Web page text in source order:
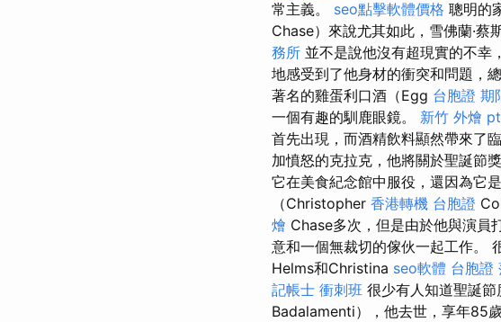
常主義。 seo點擊軟體價格 聰明的
Chase）來說尤其如此，雪佛蘭·蔡
務所 並不是說他沒有超現實的不幸
地感受到了他身材的衝突和問題，
著名的雞蛋利口酒（Egg 台胞證 期
一個有趣的馴鹿眼鏡。 新竹 外燴
首先出現，而酒精飲料顯然帶來了
加憤怒的克拉克，他將關於聖誕節
它在美食紀念館中服役，還因為它
（Christopher 香港轉機 台胞證
燴 Chase多次，但是由於他與演員
意和一個無裁切的傢伙一起工作。
Helms和Christina seo軟體 台胞證
記帳士 衝刺班 很少有人知道聖誕
Badalamenti），他去世，享年85